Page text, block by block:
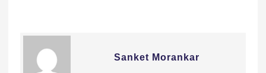
Sanket Morankar